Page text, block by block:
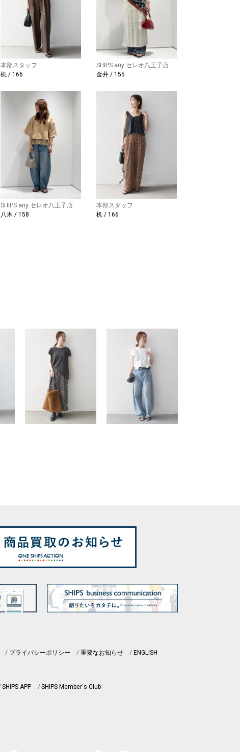
本部スタッフ
机 / 166
SHIPS any セレオ八王子店
金井 / 155
SHIPS any セレオ八王子店
八木 / 158
本部スタッフ
机 / 166
プライバシーポリシー 重要なお知らせ ENGLISH
SHIPS APP SHIPS Member's Club